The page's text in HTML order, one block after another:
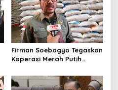
Firman Soebagyo Tegaskan
Koperasi Merah Putih
Distributor Pupuk
Bersubsidi